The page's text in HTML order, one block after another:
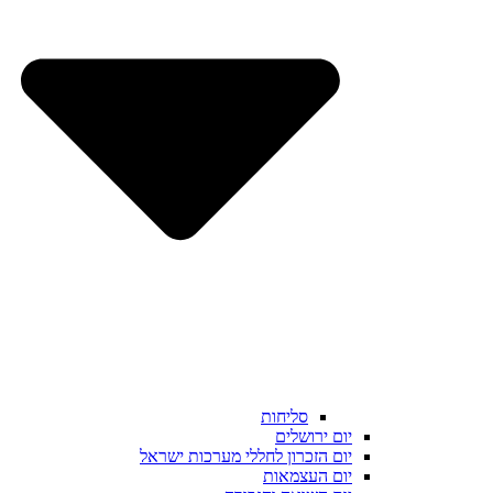
סליחות
יום ירושלים
יום הזכרון לחללי מערכות ישראל
יום העצמאות